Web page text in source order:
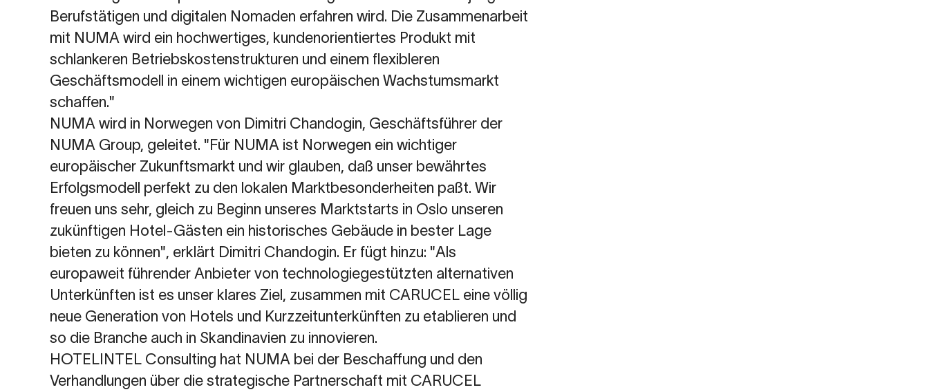
Berufstätigen und digitalen Nomaden erfahren wird. Die Zusammenarbeit
mit NUMA wird ein hochwertiges, kundenorientiertes Produkt mit
schlankeren Betriebskostenstrukturen und einem flexibleren
Geschäftsmodell in einem wichtigen europäischen Wachstumsmarkt
schaffen."
NUMA wird in Norwegen von Dimitri Chandogin, Geschäftsführer der
NUMA Group, geleitet. "Für NUMA ist Norwegen ein wichtiger
europäischer Zukunftsmarkt und wir glauben, daß unser bewährtes
Erfolgsmodell perfekt zu den lokalen Marktbesonderheiten paßt. Wir
freuen uns sehr, gleich zu Beginn unseres Marktstarts in Oslo unseren
zukünftigen Hotel-Gästen ein historisches Gebäude in bester Lage
bieten zu können", erklärt Dimitri Chandogin. Er fügt hinzu: "Als
europaweit führender Anbieter von technologiegestützten alternativen
Unterkünften ist es unser klares Ziel, zusammen mit CARUCEL eine völlig
neue Generation von Hotels und Kurzzeitunterkünften zu etablieren und
so die Branche auch in Skandinavien zu innovieren.
HOTELINTEL Consulting hat NUMA bei der Beschaffung und den
Verhandlungen über die strategische Partnerschaft mit CARUCEL